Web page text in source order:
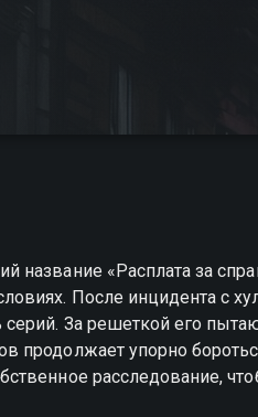
название «Расплата за
После инцидента с
За решеткой его
продолжает упорно
расследование,
за неуловимым